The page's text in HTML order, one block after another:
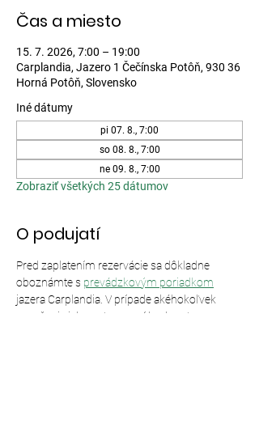
Čas a miesto
15. 7. 2026, 7:00 – 19:00
Carplandia, Jazero 1 Čečínska Potôň, 930 36
Horná Potôň, Slovensko
Iné dátumy
pi 07. 8., 7:00
so 08. 8., 7:00
ne 09. 8., 7:00
Zobraziť všetkých 25 dátumov
O podujatí
Pred zaplatením rezervácie sa dôkladne
oboznámte s prevádzkovým poriadkom
jazera Carplandia. V prípade akéhokoľvek
porušenia jeho ustanovení bude vstup